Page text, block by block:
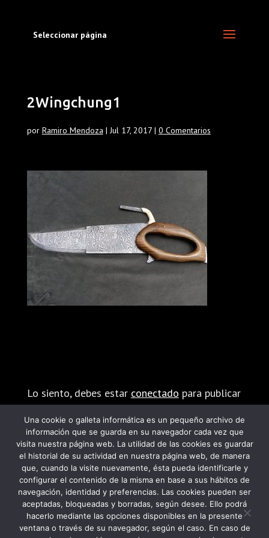
Seleccionar página
2Wingchung1
por Ramiro Mendoza |Jul 17, 2017| 0 Comentarios
Lo siento, debes estar conectado para publicar
PROGRAMA KIT DIGITAL FINANCIADO POR
LOS FONDOS NEXT GENERATION DEL
Una cookie o galleta informática es un pequeño archivo de
información que se guarda en su navegador cada vez que
visita nuestra página web. La utilidad de las cookies es guardar
el historial de su actividad en nuestra página web, de manera
que, cuando la visite nuevamente, ésta pueda identificarle y
configurar el contenido de la misma en base a sus hábitos de
navegación, identidad y preferencias. Las cookies pueden ser
aceptadas, bloqueadas y borradas, según desee. Ello podrá
hacerlo mediante las opciones disponibles en la presente
ventana o través de su navegador, según el caso. En caso de